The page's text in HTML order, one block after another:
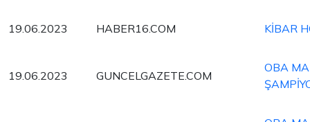
19.06.2023 HABER16.COM KİBAR
19.06.2023 GUNCELGAZETE.COM
OBA